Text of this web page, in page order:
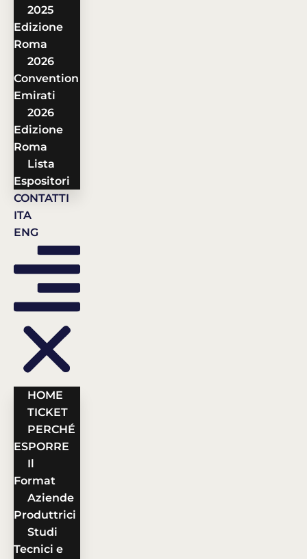
2025
Edizione
Roma
2026
Convention
Emirati
2026
Edizione
Roma
Lista
Espositori
CONTATTI
ITA
ENG
HOME
TICKET
PERCHÉ
ESPORRE
Il
Format
Aziende
Produttrici
Studi
Tecnici e